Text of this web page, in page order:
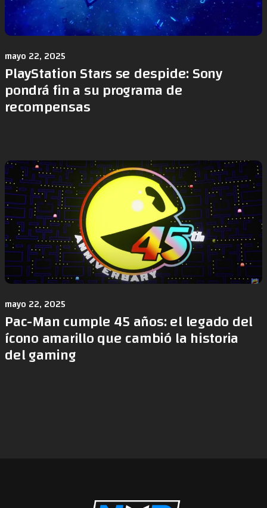
mayo 22, 2025
PlayStation Stars se despide: Sony
pondrá fin a su programa de
recompensas
mayo 22, 2025
Pac-Man cumple 45 años: el legado del
ícono amarillo que cambió la historia
del gaming